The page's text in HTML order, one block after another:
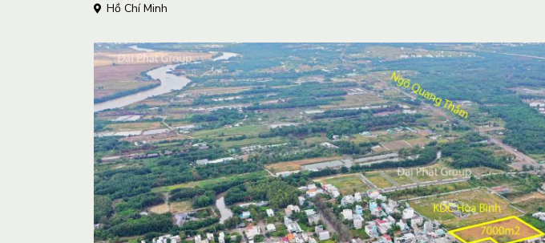
Hồ Chí Minh